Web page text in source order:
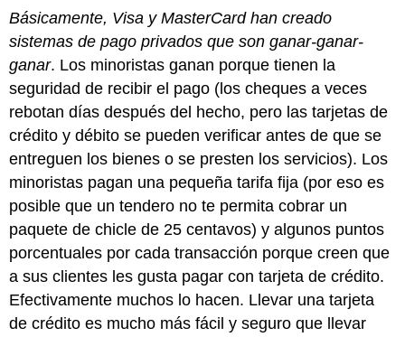
Básicamente, Visa y MasterCard han creado
sistemas de pago privados que son ganar-ganar-
ganar. Los minoristas ganan porque tienen la
seguridad de recibir el pago (los cheques a veces
rebotan días después del hecho, pero las tarjetas de
crédito y débito se pueden verificar antes de que se
entreguen los bienes o se presten los servicios). Los
minoristas pagan una pequeña tarifa fija (por eso es
posible que un tendero no te permita cobrar un
paquete de chicle de 25 centavos) y algunos puntos
porcentuales por cada transacción porque creen que
a sus clientes les gusta pagar con tarjeta de crédito.
Efectivamente muchos lo hacen. Llevar una tarjeta
de crédito es mucho más fácil y seguro que llevar